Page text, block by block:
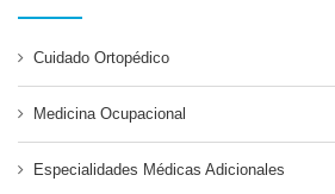
Cuidado Ortopédico
Medicina Ocupacional
Especialidades Médicas Adicionales